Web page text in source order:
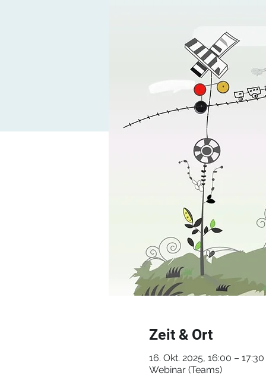
Zeit & Ort
16. Okt. 2025, 16:00 – 17:30
Webinar (Teams)